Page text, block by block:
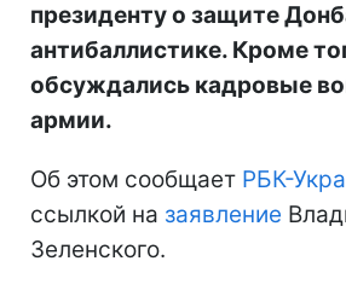
президенту о защите
антибаллистике. Кроме
обсуждались кадровые
армии.
Об этом сообщает РБК-
ссылкой на заявление
Зеленского.